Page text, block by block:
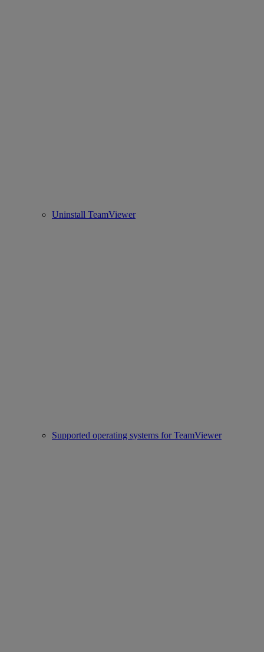
Uninstall TeamViewer
Supported operating systems for TeamViewer